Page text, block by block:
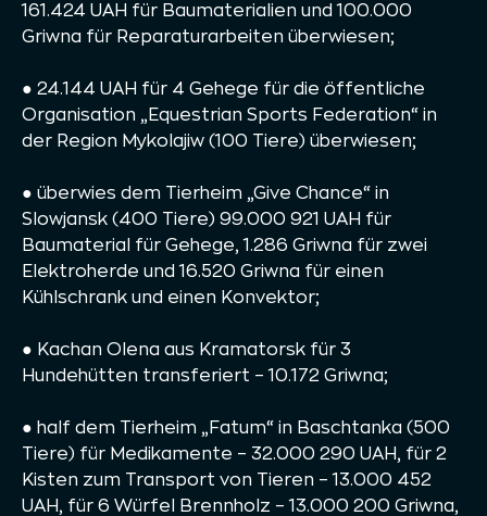
161.424 UAH für Baumaterialien und 100.000
Griwna für Reparaturarbeiten überwiesen;
● 24.144 UAH für 4 Gehege für die öffentliche
Organisation „Equestrian Sports Federation“ in
der Region Mykolajiw (100 Tiere) überwiesen;
● überwies dem Tierheim „Give Chance“ in
Slowjansk (400 Tiere) 99.000 921 UAH für
Baumaterial für Gehege, 1.286 Griwna für zwei
Elektroherde und 16.520 Griwna für einen
Kühlschrank und einen Konvektor;
● Kachan Olena aus Kramatorsk für 3
Hundehütten transferiert – 10.172 Griwna;
● half dem Tierheim „Fatum“ in Baschtanka (500
Tiere) für Medikamente – 32.000 290 UAH, für 2
Kisten zum Transport von Tieren – 13.000 452
UAH, für 6 Würfel Brennholz – 13.000 200 Griwna,